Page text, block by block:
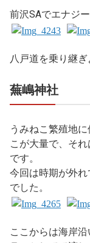
前沢SAでエナジー
八戸道を乗り継ぎ
蕪嶋神社
うみねこ繁殖地
こが大量で、そ
です。
今回は時期が外
でした。
ここからは海岸